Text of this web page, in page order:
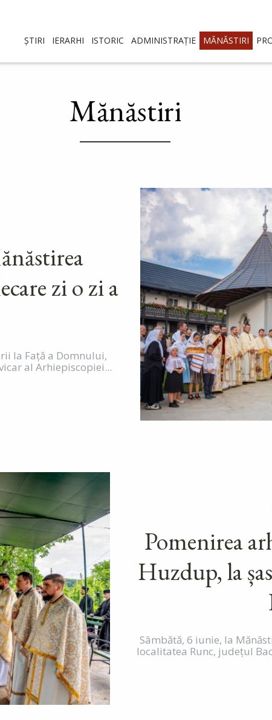
ȘTIRI IERARHI ISTORIC ADMINISTRAȚIE MĂNĂSTIRI
Mănăstiri
zi o zi a
la Față a Domnului,
al Arhiepiscopiei...
Pomenirea
Huzdup, la
Sâmbătă, 6 iunie, la
localitatea Runc, județul